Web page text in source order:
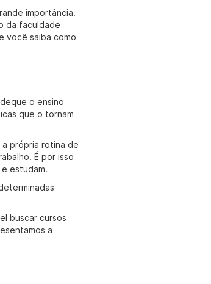
importância.
da faculdade
você saiba como
o ensino
que o tornam
própria rotina de
É por isso
estudam.
buscar cursos
a